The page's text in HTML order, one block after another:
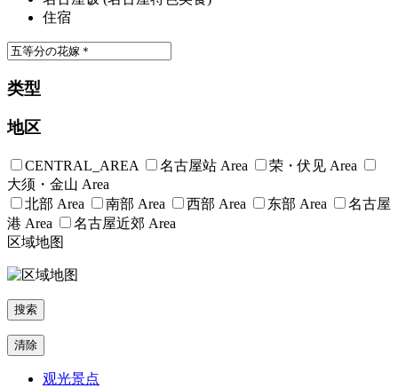
住宿
类型
地区
CENTRAL_AREA 名古屋站 Area
荣・伏见 Area
大须・金山 Area
北部 Area
南部 Area 西部 Area 东部 Area
名古屋
港 Area
名古屋近郊 Area
区域地图
搜索
清除
观光景点